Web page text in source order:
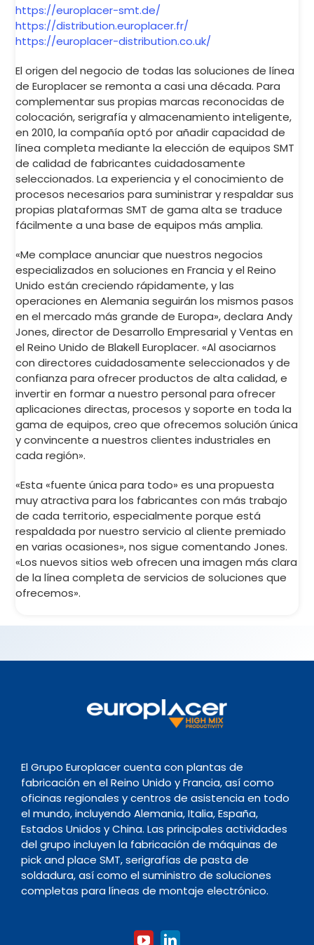
https://europlacer-smt.de/
https://distribution.europlacer.fr/
https://europlacer-distribution.co.uk/
El origen del negocio de todas las soluciones de línea
de Europlacer se remonta a casi una década. Para
complementar sus propias marcas reconocidas de
colocación, serigrafía y almacenamiento inteligente,
en 2010, la compañía optó por añadir capacidad de
línea completa mediante la elección de equipos SMT
de calidad de fabricantes cuidadosamente
seleccionados. La experiencia y el conocimiento de
procesos necesarios para suministrar y respaldar sus
propias plataformas SMT de gama alta se traduce
fácilmente a una base de equipos más amplia.
«Me complace anunciar que nuestros negocios
especializados en soluciones en Francia y el Reino
Unido están creciendo rápidamente, y las
operaciones en Alemania seguirán los mismos pasos
en el mercado más grande de Europa», declara Andy
Jones, director de Desarrollo Empresarial y Ventas en
el Reino Unido de Blakell Europlacer. «Al asociarnos
con directores cuidadosamente seleccionados y de
confianza para ofrecer productos de alta calidad, e
invertir en formar a nuestro personal para ofrecer
aplicaciones directas, procesos y soporte en toda la
gama de equipos, creo que ofrecemos solución única
y convincente a nuestros clientes industriales en
cada región».
«Esta «fuente única para todo» es una propuesta
muy atractiva para los fabricantes con más trabajo
de cada territorio, especialmente porque está
respaldada por nuestro servicio al cliente premiado
en varias ocasiones», nos sigue comentando Jones.
«Los nuevos sitios web ofrecen una imagen más clara
de la línea completa de servicios de soluciones que
ofrecemos».
El Grupo Europlacer cuenta con plantas de
fabricación en el Reino Unido y Francia, así como
oficinas regionales y centros de asistencia en todo
el mundo, incluyendo Alemania, Italia, España,
Estados Unidos y China. Las principales actividades
del grupo incluyen la fabricación de máquinas de
pick and place SMT, serigrafías de pasta de
soldadura, así como el suministro de soluciones
completas para líneas de montaje electrónico.